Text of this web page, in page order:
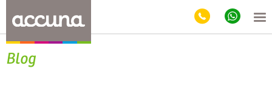
Blog